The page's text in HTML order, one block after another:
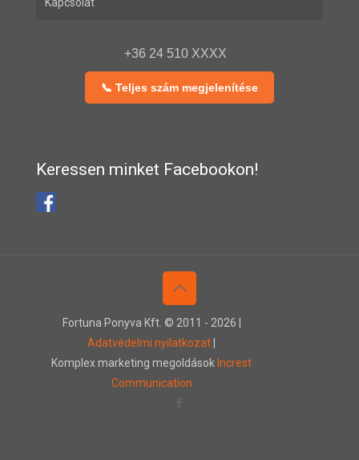
+36 24 510 XXXX
📞 Teljes szám megjelenítése
Keressen minket Facebookon!
Fortuna Ponyva Kft. © 2011 - 2026 |
Adatvédelmi nyilatkozat
Komplex marketing megoldások Increst
Communication